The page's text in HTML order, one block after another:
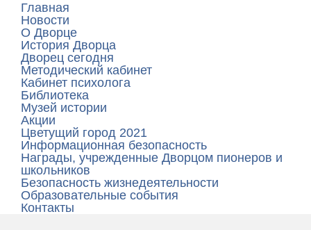
Главная
Новости
О Дворце
История Дворца
Дворец сегодня
Методический кабинет
Кабинет психолога
Библиотека
Музей истории
Акции
Цветущий город 2021
Информационная безопасность
Награды, учрежденные Дворцом пионеров и
школьников
Безопасность жизнедеятельности
Образовательные события
Контакты